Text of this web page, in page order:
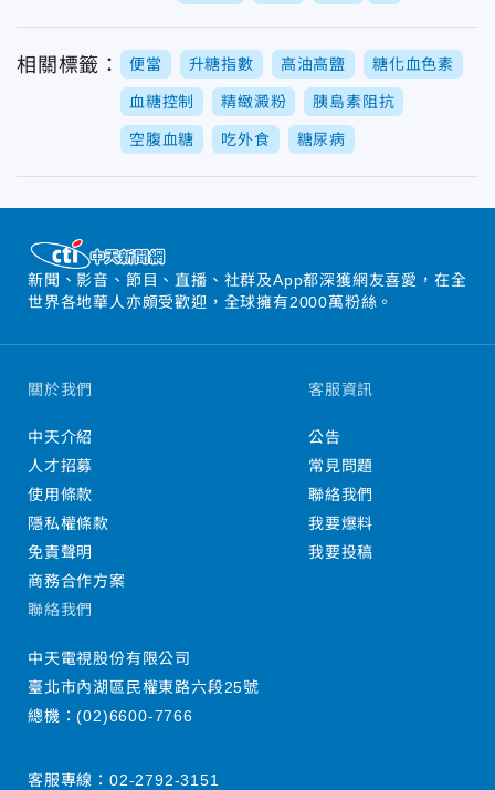
相關標籤： 便當 升糖指數 高油高鹽 糖化血色素
血糖控制 精緻澱粉 胰島素阻抗
空腹血糖 吃外食 糖尿病
新聞、影音、節目、直播、社群及App都深獲網友喜愛，在全
世界各地華人亦頗受歡迎，全球擁有2000萬粉絲。
關於我們
中天介紹
人才招募
使用條款
隱私權條款
免責聲明
商務合作方案
客服資訊
公告
常見問題
聯絡我們
我要爆料
我要投稿
聯絡我們
中天電視股份有限公司
臺北市內湖區民權東路六段25號
總機：(02)6600-7766
客服專線： 02-2792-3151